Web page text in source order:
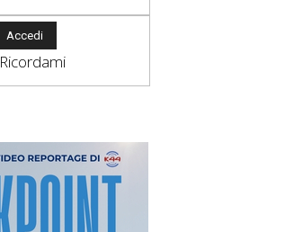
Ricordami